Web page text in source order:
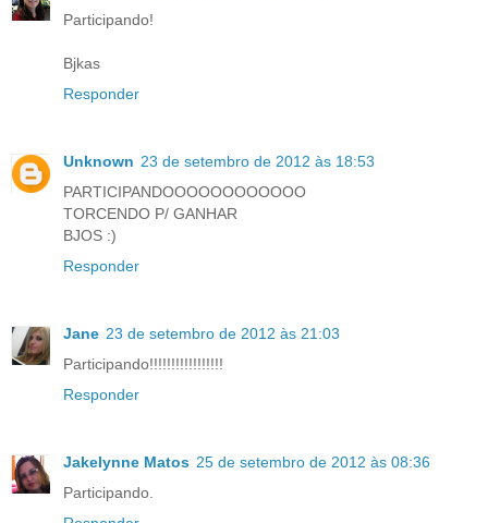
Participando!
Bjkas
Responder
Unknown 23 de setembro de 2012 às 18:53
PARTICIPANDOOOOOOOOOOOO
TORCENDO P/ GANHAR
BJOS :)
Responder
Jane 23 de setembro de 2012 às 21:03
Participando!!!!!!!!!!!!!!!!!
Responder
Jakelynne Matos 25 de setembro de 2012 às 08:36
Participando.